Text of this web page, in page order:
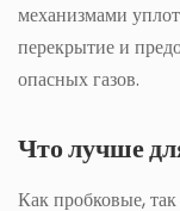
механизмами
перекрытие и
опасных газов.
Что лучше
Как пробковые,